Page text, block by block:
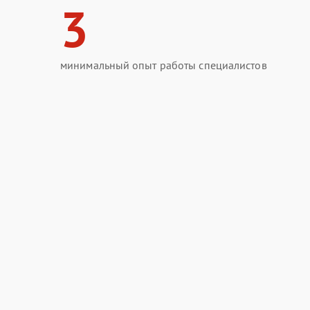
3
минимальный опыт работы специалистов